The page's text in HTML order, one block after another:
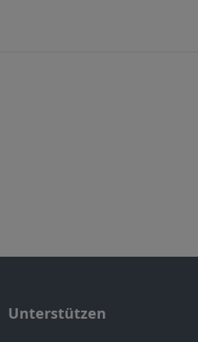
Unterstützen